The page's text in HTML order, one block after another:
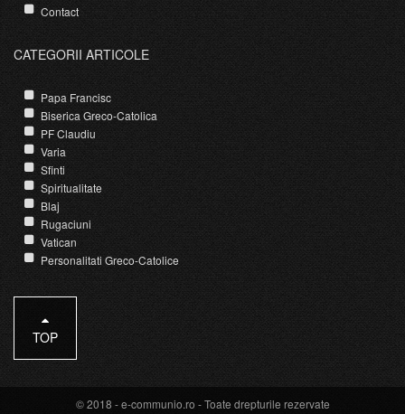
Contact
CATEGORII ARTICOLE
Papa Francisc
Biserica Greco-Catolica
PF Claudiu
Varia
Sfinti
Spiritualitate
Blaj
Rugaciuni
Vatican
Personalitati Greco-Catolice
TOP
© 2018 -e-communio.ro - Toate drepturile rezervate